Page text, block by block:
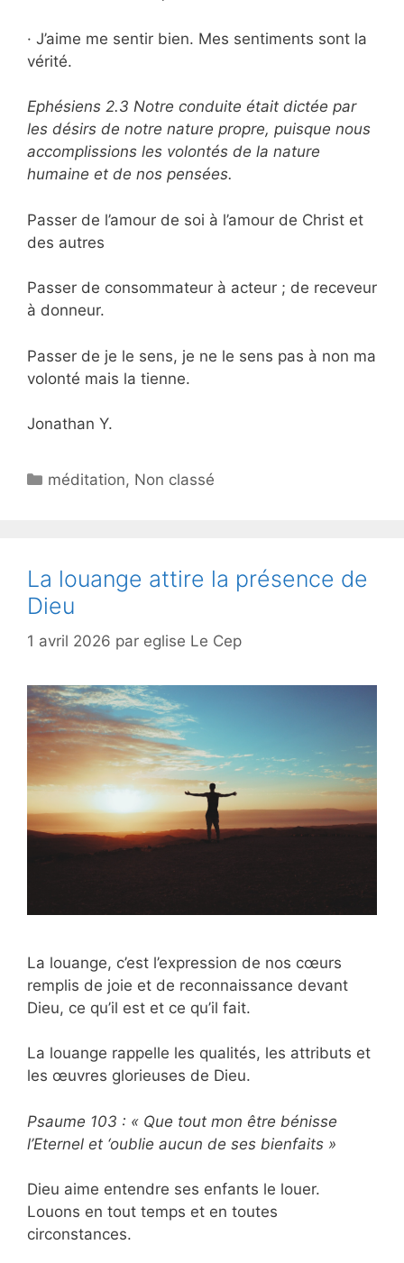
· J’aime me sentir bien. Mes sentiments sont la
vérité.
Ephésiens 2.3 Notre conduite était dictée par
les désirs de notre nature propre, puisque nous
accomplissions les volontés de la nature
humaine et de nos pensées.
Passer de l’amour de soi à l’amour de Christ et
des autres
Passer de consommateur à acteur ; de receveur
à donneur.
Passer de je le sens, je ne le sens pas à non ma
volonté mais la tienne.
Jonathan Y.
méditation, Non classé
La louange attire la présence de
Dieu
1 avril 2026 par eglise Le Cep
La louange, c’est l’expression de nos cœurs
remplis de joie et de reconnaissance devant
Dieu, ce qu’il est et ce qu’il fait.
La louange rappelle les qualités, les attributs et
les œuvres glorieuses de Dieu.
Psaume 103 : « Que tout mon être bénisse
l’Eternel et ‘oublie aucun de ses bienfaits »
Dieu aime entendre ses enfants le louer.
Louons en tout temps et en toutes
circonstances.